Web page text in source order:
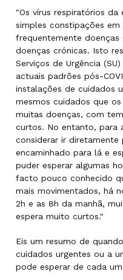
"Os vírus respiratórios
simples constipações
frequentemente doenças
doenças crónicas. Isto
Serviços de Urgência
actuais padrões pós-
instalações de cuidados
mesmos cuidados que
muitas doenças, com
curtos. No entanto, para
considerar ir diretamente
encaminhado para lá e
puder esperar algumas
facto pouco conhecido
mais movimentados, há
2h e as 8h da manhã,
espera muito curtos."
Eis um resumo de
cuidados urgentes ou a
pode esperar de cada